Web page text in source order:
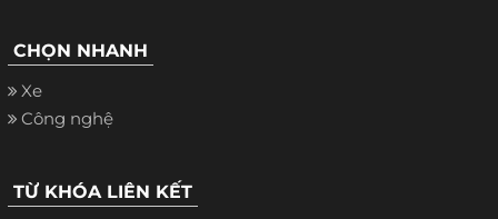
CHỌN NHANH
Xe
Công nghệ
TỪ KHÓA LIÊN KẾT